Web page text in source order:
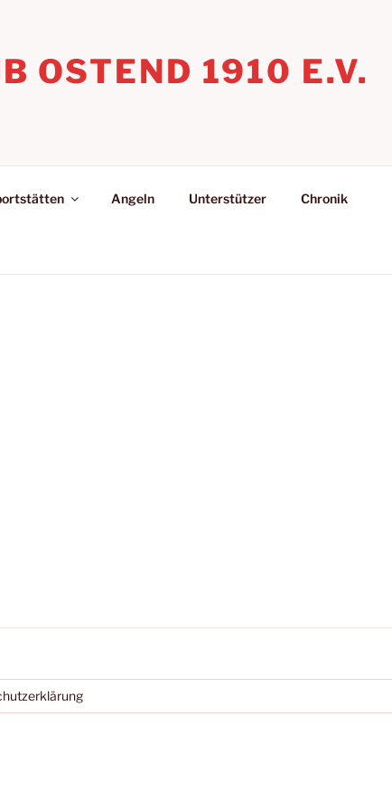
OSTEND 1910 E.V.
Angeln Unterstützer Chronik